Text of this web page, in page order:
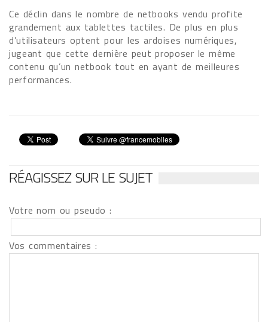
Ce déclin dans le nombre de netbooks vendu profite
grandement aux tablettes tactiles. De plus en plus
d’utilisateurs optent pour les ardoises numériques,
jugeant que cette dernière peut proposer le même
contenu qu’un netbook tout en ayant de meilleures
performances.
RÉAGISSEZ SUR LE SUJET
Votre nom ou pseudo :
Vos commentaires :